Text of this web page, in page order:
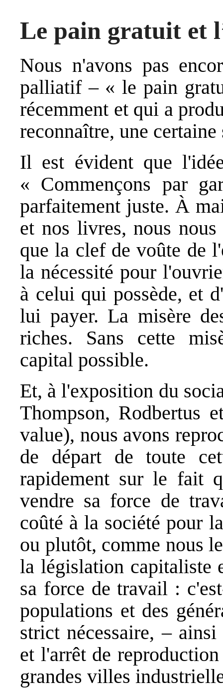
Le pain gratuit et
Nous n'avons pas
palliatif – « le pain
récemment et qui a
reconnaître, une certaine
Il est évident que
« Commençons par
parfaitement juste. À
et nos livres, nous
que la clef de voûte de
la nécessité pour
à celui qui possède, et
lui payer. La misère
riches. Sans cette
capital possible.
Et, à l'exposition du
Thompson, Rodbertus
value), nous avons
de départ de toute
rapidement sur le fait
vendre sa force de
coûté à la société pour
ou plutôt, comme nous
la législation capitaliste
sa force de travail :
populations et des
strict nécessaire, –
et l'arrêt de
grandes villes